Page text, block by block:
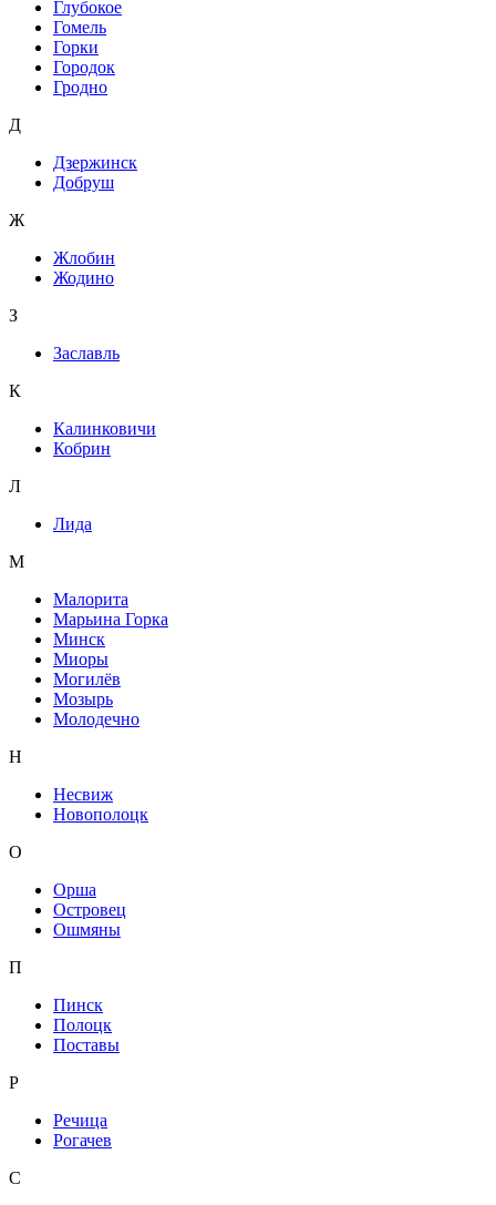
Глубокое
Гомель
Горки
Городок
Гродно
Д
Дзержинск
Добруш
Ж
Жлобин
Жодино
З
Заславль
К
Калинковичи
Кобрин
Л
Лида
М
Малорита
Марьина Горка
Минск
Миоры
Могилёв
Мозырь
Молодечно
Н
Несвиж
Новополоцк
О
Орша
Островец
Ошмяны
П
Пинск
Полоцк
Поставы
Р
Речица
Рогачев
С